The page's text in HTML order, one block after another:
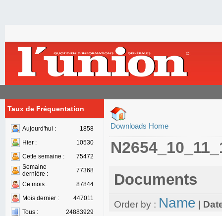
Taux de Fréquentation
Aujourd'hui :
1858
Hier :
10530
Cette semaine :
75472
Semaine
dernière :
77368
Ce mois :
87844
Mois dernier :
447011
Tous :
24883929
Downloads Home
Documents
Order by : Name